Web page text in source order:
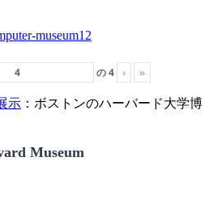
の4 › »
示 ：ボストンのハーバード大学博
Museum